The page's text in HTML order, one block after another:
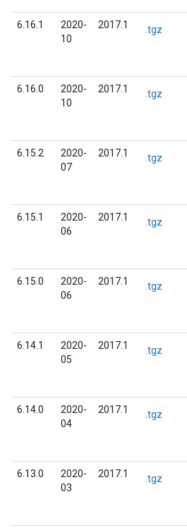
6.16.1
2020-
10
2017.1 .tgz
6.16.0
2020-
10
2017.1 .tgz
6.15.2
2020-
07
2017.1 .tgz
6.15.1
2020-
06
2017.1 .tgz
6.15.0
2020-
06
2017.1 .tgz
6.14.1
2020-
05
2017.1 .tgz
6.14.0
2020-
04
2017.1 .tgz
6.13.0
2020-
03
2017.1 .tgz